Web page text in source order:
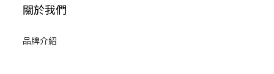
關於我們
品牌介紹